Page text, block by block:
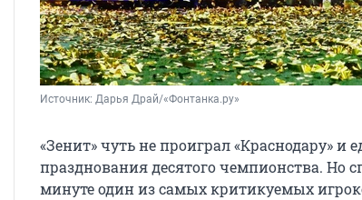
Источник: Дарья Драй/«Фонтанка.ру»
«Зенит» чуть не проиграл «Краснодару» и
празднования десятого чемпионства. Но
минуте один из самых критикуемых